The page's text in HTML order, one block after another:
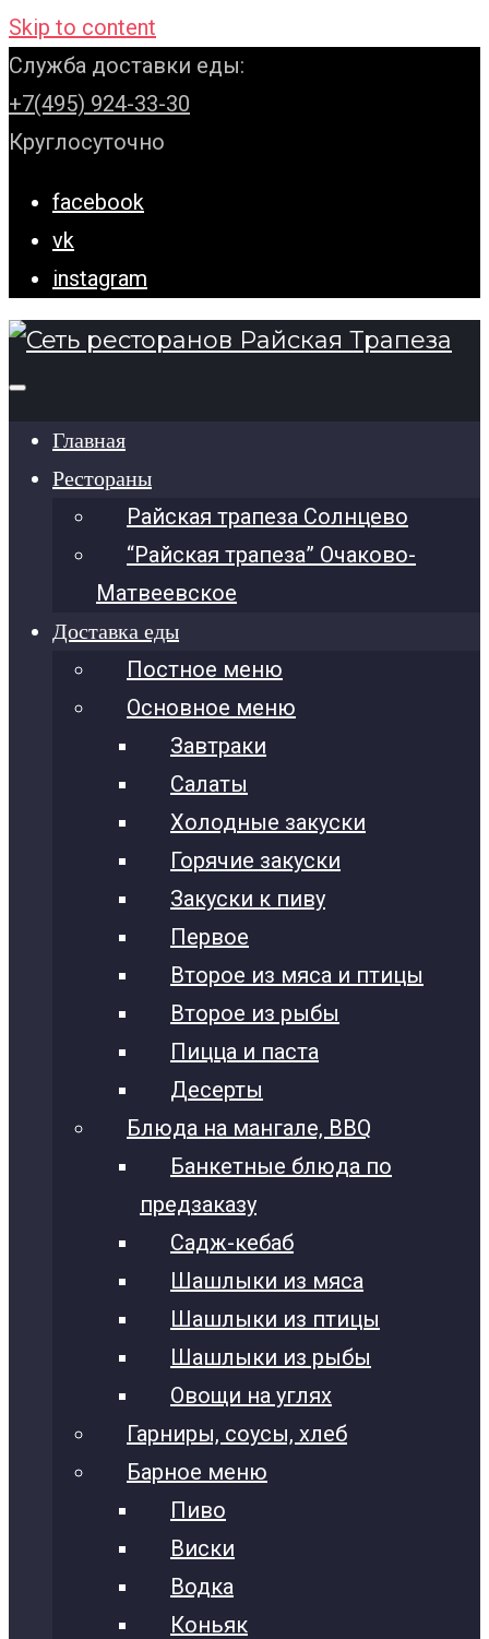
Skip to content
Служба доставки еды:
+7(495) 924-33-30
Круглосуточно
facebook
vk
instagram
Главная
Рестораны
Райская трапеза Солнцево
“Райская трапеза” Очаково-
Матвеевское
Доставка еды
Постное меню
Основное меню
Завтраки
Салаты
Холодные закуски
Горячие закуски
Закуски к пиву
Первое
Второе из мяса и птицы
Второе из рыбы
Пицца и паста
Десерты
Блюда на мангале, BBQ
Банкетные блюда по
предзаказу
Садж-кебаб
Шашлыки из мяса
Шашлыки из птицы
Шашлыки из рыбы
Овощи на углях
Гарниры, соусы, хлеб
Барное меню
Пиво
Виски
Водка
Коньяк